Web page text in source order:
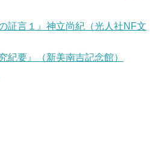
証言１』神立尚紀（光人社NF文
紀要』（新美南吉記念館）